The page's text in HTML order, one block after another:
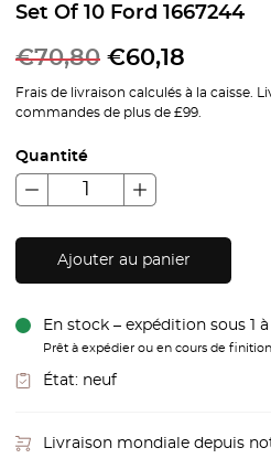
Set Of 10 Ford 1667244
€70,80 €60,18
Frais de livraison calculés à la caisse.
commandes de plus de £99.
Quantité
Ajouter au panier
En stock – expédition sous 1
Prêt à expédier ou en cours de
État: neuf
Livraison mondiale depuis